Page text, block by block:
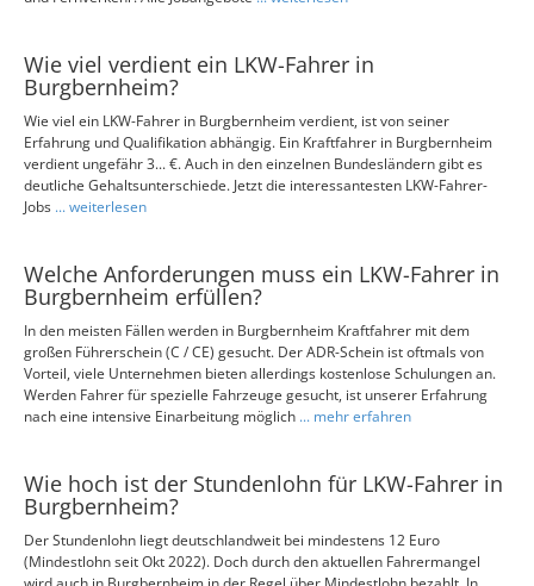
Wie viel verdient ein LKW-Fahrer in
Burgbernheim?
Wie viel ein LKW-Fahrer in Burgbernheim verdient, ist von seiner
Erfahrung und Qualifikation abhängig. Ein Kraftfahrer in Burgbernheim
verdient ungefähr 3... €. Auch in den einzelnen Bundesländern gibt es
deutliche Gehaltsunterschiede. Jetzt die interessantesten LKW-Fahrer-
Jobs ... weiterlesen
Welche Anforderungen muss ein LKW-Fahrer in
Burgbernheim erfüllen?
In den meisten Fällen werden in Burgbernheim Kraftfahrer mit dem
großen Führerschein (C / CE) gesucht. Der ADR-Schein ist oftmals von
Vorteil, viele Unternehmen bieten allerdings kostenlose Schulungen an.
Werden Fahrer für spezielle Fahrzeuge gesucht, ist unserer Erfahrung
nach eine intensive Einarbeitung möglich ... mehr erfahren
Wie hoch ist der Stundenlohn für LKW-Fahrer in
Burgbernheim?
Der Stundenlohn liegt deutschlandweit bei mindestens 12 Euro
(Mindestlohn seit Okt 2022). Doch durch den aktuellen Fahrermangel